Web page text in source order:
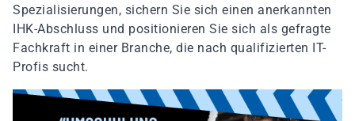
Spezialisierungen, sichern Sie sich einen anerkannten
IHK-Abschluss und positionieren Sie sich als gefragte
Fachkraft in einer Branche, die nach qualifizierten IT-
Profis sucht.